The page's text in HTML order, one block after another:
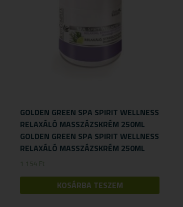
GOLDEN GREEN SPA SPIRIT WELLNESS
RELAXÁLÓ MASSZÁZSKRÉM 250ML
GOLDEN GREEN SPA SPIRIT WELLNESS
RELAXÁLÓ MASSZÁZSKRÉM 250ML
1 154 Ft
KOSÁRBA TESZEM